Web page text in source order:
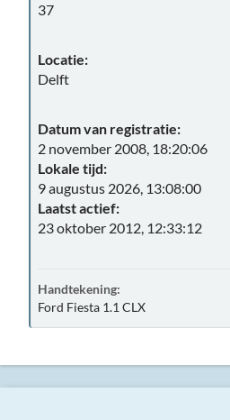
37
Locatie:
Delft
Datum van registratie:
2 november 2008, 18:20:06
Lokale tijd:
9 augustus 2026, 13:08:00
Laatst actief:
23 oktober 2012, 12:33:12
Handtekening:
Ford Fiesta 1.1 CLX